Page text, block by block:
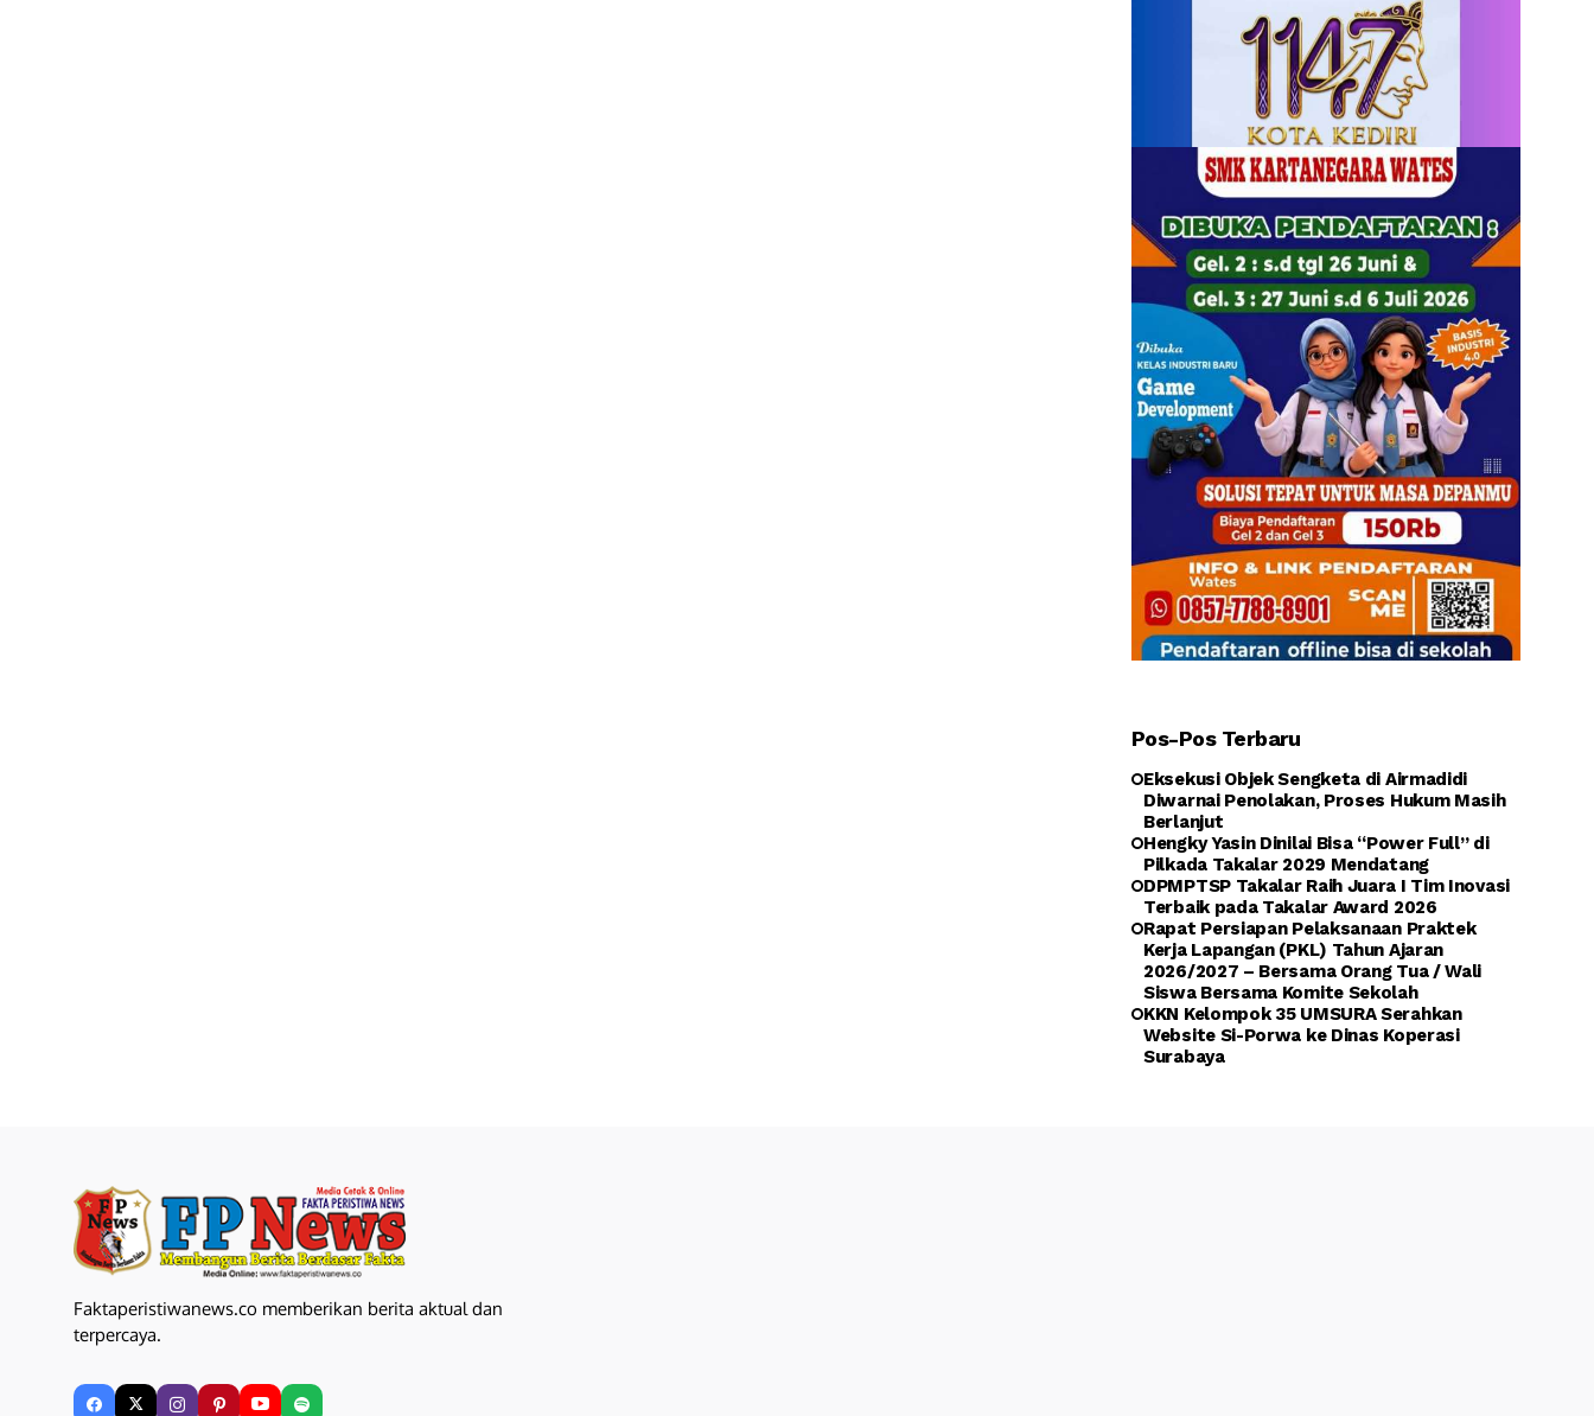
Pos-Pos Terbaru
Eksekusi Objek Sengketa di Airmadidi
Diwarnai Penolakan, Proses Hukum Masih
Berlanjut
Hengky Yasin Dinilai Bisa “Power Full” di
Pilkada Takalar 2029 Mendatang
DPMPTSP Takalar Raih Juara I Tim Inovasi
Terbaik pada Takalar Award 2026
Rapat Persiapan Pelaksanaan Praktek
Kerja Lapangan (PKL) Tahun Ajaran
2026/2027 – Bersama Orang Tua / Wali
Siswa Bersama Komite Sekolah
KKN Kelompok 35 UMSURA Serahkan
Website Si-Porwa ke Dinas Koperasi
Surabaya
Faktaperistiwanews.co memberikan berita aktual dan
terpercaya.